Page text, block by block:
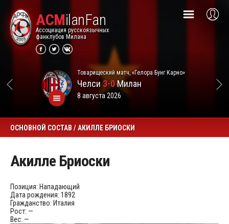
ACMilanFan
Ассоциация русскоязычных
фанклубов Милана
Товарищеский матч, «Гелора Бунг Карно»
Челси3-0Милан
8 августа 2026
ОСНОВНОЙ СОСТАВ / АКИЛЛЕ БРИОСКИ
Акилле Бриоски
Позиция: Нападающий
Дата рождения: 1892
Гражданство: Италия
Рост: —
Вес: —